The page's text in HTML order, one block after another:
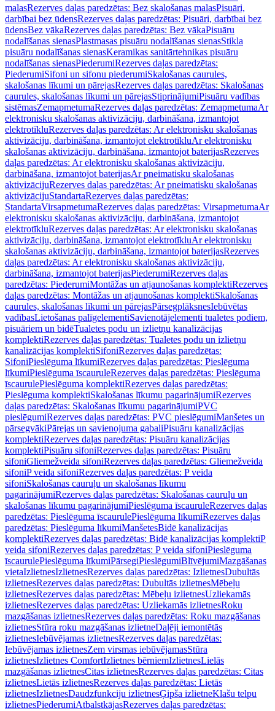
malasRezerves daļas paredzētas: Bez skalošanas malasPisuāri,
darbībai bez ūdensRezerves daļas paredzētas: Pisuāri, darbībai bez
ūdensBez vākaRezerves daļas paredzētas: Bez vākaPisuāru
nodalīšanas sienasPlastmasas pisuāru nodalīšanas sienasStikla
pisuāru nodalīšanas sienasKeramikas sanitārtehnikas pisuāru
nodalīšanas sienasPiederumiRezerves daļas paredzētas:
PiederumiSifoni un sifonu piederumiSkalošanas caurules,
skalošanas līkumi un pārejasRezerves daļas paredzētas: Skalošanas
caurules, skalošanas līkumi un pārejasStiprinājumiPisuāru vadības
sistēmasZemapmetumaRezerves daļas paredzētas: ZemapmetumaAr
elektronisku skalošanas aktivizāciju, darbināšana, izmantojot
elektrotīkluRezerves daļas paredzētas: Ar elektronisku skalošanas
aktivizāciju, darbināšana, izmantojot elektrotīkluAr elektronisku
skalošanas aktivizāciju, darbināšana, izmantojot baterijasRezerves
daļas paredzētas: Ar elektronisku skalošanas aktivizāciju,
darbināšana, izmantojot baterijasAr pneimatisku skalošanas
aktivizācijuRezerves daļas paredzētas: Ar pneimatisku skalošanas
aktivizācijuStandartaRezerves daļas paredzētas:
StandartaVirsapmetumaRezerves daļas paredzētas: VirsapmetumaAr
elektronisku skalošanas aktivizāciju, darbināšana, izmantojot
elektrotīkluRezerves daļas paredzētas: Ar elektronisku skalošanas
aktivizāciju, darbināšana, izmantojot elektrotīkluAr elektronisku
skalošanas aktivizāciju, darbināšana, izmantojot baterijasRezerves
daļas paredzētas: Ar elektronisku skalošanas aktivizāciju,
darbināšana, izmantojot baterijasPiederumiRezerves daļas
paredzētas: PiederumiMontāžas un atjaunošanas komplektiRezerves
daļas paredzētas: Montāžas un atjaunošanas komplektiSkalošanas
caurules, skalošanas līkumi un pārejasPārsegplāksnesIebūvētas
vadībasLietošanas palīgelementiSavienotājelementi tualetes podiem,
pisuāriem un bidēTualetes podu un izlietņu kanalizācijas
komplektiRezerves daļas paredzētas: Tualetes podu un izlietņu
kanalizācijas komplektiSifoniRezerves daļas paredzētas:
SifoniPieslēguma līkumiRezerves daļas paredzētas: Pieslēguma
līkumiPieslēguma īscauruleRezerves daļas paredzētas: Pieslēguma
īscaurulePieslēguma komplektiRezerves daļas paredzētas:
Pieslēguma komplektiSkalošanas līkumu pagarinājumiRezerves
daļas paredzētas: Skalošanas līkumu pagarinājumiPVC
pieslēgumiRezerves daļas paredzētas: PVC pieslēgumiManšetes un
pārsegvākiPārejas un savienojuma gabaliPisuāru kanalizācijas
komplektiRezerves daļas paredzētas: Pisuāru kanalizācijas
komplektiPisuāru sifoniRezerves daļas paredzētas: Pisuāru
sifoniGliemežveida sifoniRezerves daļas paredzētas: Gliemežveida
sifoniP veida sifoniRezerves daļas paredzētas: P veida
sifoniSkalošanas cauruļu un skalošanas līkumu
pagarinājumiRezerves daļas paredzētas: Skalošanas cauruļu un
skalošanas līkumu pagarinājumiPieslēguma īscauruleRezerves daļas
paredzētas: Pieslēguma īscaurulePieslēguma līkumiRezerves daļas
paredzētas: Pieslēguma līkumiManšetesBidē kanalizācijas
komplektiRezerves daļas paredzētas: Bidē kanalizācijas komplektiP
veida sifoniRezerves daļas paredzētas: P veida sifoniPieslēguma
īscaurulePieslēguma līkumiPārsegiPieslēgumiBlīvējumiMazgāšanas
vietaIzlietnesIzlietnesRezerves daļas paredzētas: IzlietnesDubultās
izlietnesRezerves daļas paredzētas: Dubultās izlietnesMēbeļu
izlietnesRezerves daļas paredzētas: Mēbeļu izlietnesUzliekamās
izlietnesRezerves daļas paredzētas: Uzliekamās izlietnesRoku
mazgāšanas izlietnesRezerves daļas paredzētas: Roku mazgāšanas
izlietnesStūra roku mazgāšanas izlietneDaļēji iemontētās
izlietnesIebūvējamas izlietnesRezerves daļas paredzētas:
Iebūvējamas izlietnesZem virsmas iebūvējamasStūra
izlietnesIzlietnes ComfortIzlietnes bērniemIzlietnesLielās
mazgāšanas izlietnesCitas izlietnesRezerves daļas paredzētas: Citas
izlietnesLietās izlietnesRezerves daļas paredzētas: Lietās
izlietnesIzlietnesDaudzfunkciju izlietnesĢipša izlietneKlašu telpu
izlietnesPiederumiAtbalstkājasRezerves daļas paredzētas: